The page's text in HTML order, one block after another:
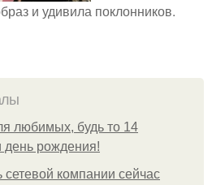
и удивила поклонников.
любимых, будь то 14
рождения!
сетевой компании сейчас